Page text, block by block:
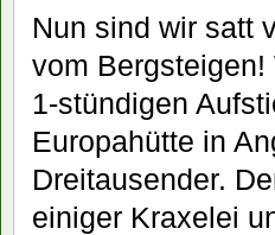
Nun sind wir satt
vom
1-stündigen
Europahütte in
Dreitausender.
einiger Kraxelei